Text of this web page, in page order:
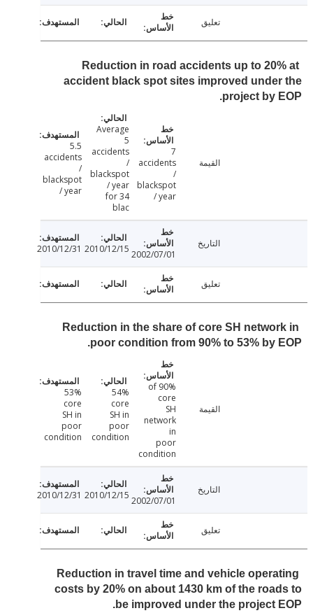
Reduction in road accidents up to
accident black spot sites improved
project by
accidents
blackspot
Average
5
accidents
/
blackspot
/ year
for 34
5.5
accidents
blackspot
/ year
2002/07/01
2010/12/15
2010/12/31
Reduction in the share of core SH
poor condition from 90% to 53% by
SH
condition
54%
core
SH in
poor
condition
53%
core
SH in
poor
condition
2002/07/01
2010/12/15
2010/12/31
Reduction in travel time and vehicle
costs by 20% on about 1430 km of the
be improved under the project